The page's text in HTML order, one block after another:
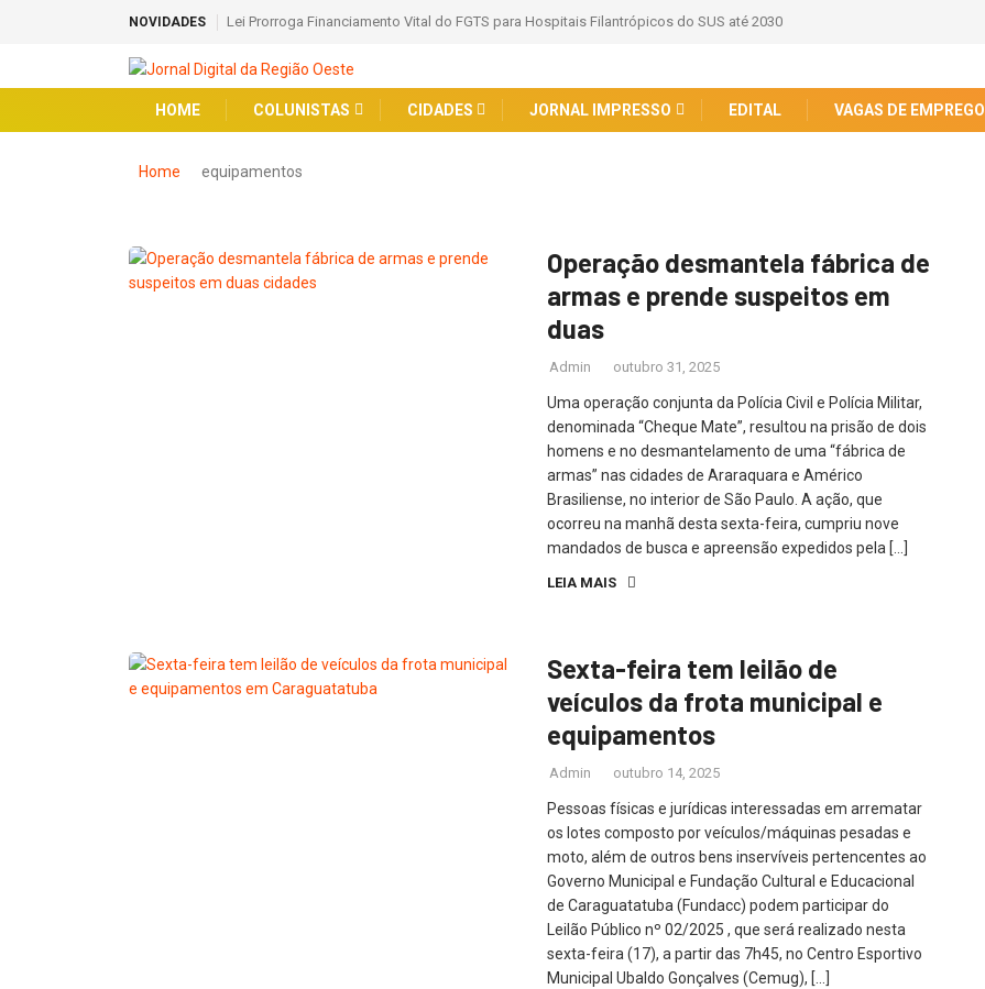
NOVIDADES Lei Prorroga Financiamento Vital do FGTS para Hospitais Filantrópicos do SUS até 2030
HOME COLUNISTAS CIDADES JORNAL IMPRESSO EDITAL VAGAS DE EMPREGO
Home equipamentos
Operação desmantela fábrica de
armas e prende suspeitos em
duas
Admin outubro 31, 2025
Uma operação conjunta da Polícia Civil e Polícia Militar,
denominada “Cheque Mate”, resultou na prisão de dois
homens e no desmantelamento de uma “fábrica de
armas” nas cidades de Araraquara e Américo
Brasiliense, no interior de São Paulo. A ação, que
ocorreu na manhã desta sexta-feira, cumpriu nove
mandados de busca e apreensão expedidos pela […]
LEIA MAIS
Sexta-feira tem leilão de
veículos da frota municipal e
equipamentos
Admin outubro 14, 2025
Pessoas físicas e jurídicas interessadas em arrematar
os lotes composto por veículos/máquinas pesadas e
moto, além de outros bens inservíveis pertencentes ao
Governo Municipal e Fundação Cultural e Educacional
de Caraguatatuba (Fundacc) podem participar do
Leilão Público nº 02/2025 , que será realizado nesta
sexta-feira (17), a partir das 7h45, no Centro Esportivo
Municipal Ubaldo Gonçalves (Cemug), […]